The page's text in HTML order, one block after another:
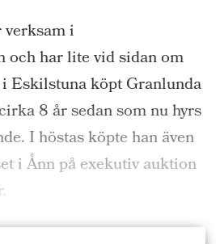
i
och har lite vid sidan om
Eskilstuna köpt Granlunda
8 år sedan som nu hyrs
I höstas köpte han även
i Ånn på exekutiv auktion